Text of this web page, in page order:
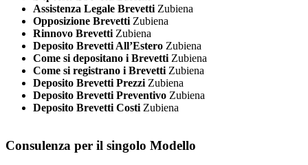
Assistenza Legale Brevetti Zubiena
Opposizione Brevetti Zubiena
Rinnovo Brevetti Zubiena
Deposito Brevetti All’Estero Zubiena
Come si depositano i Brevetti Zubiena
Come si registrano i Brevetti Zubiena
Deposito Brevetti Prezzi Zubiena
Deposito Brevetti Preventivo Zubiena
Deposito Brevetti Costi Zubiena
Consulenza per il singolo Modello